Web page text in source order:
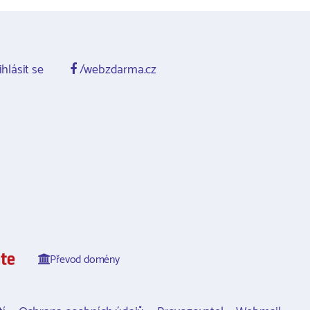
se /webzdarma.cz
Převod domény